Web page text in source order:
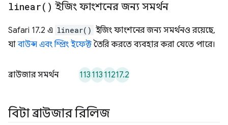
linear( ) ইজিং ফাংশনের জন্য সমর্থন
Safari 17.2 এ linear() ইজিং ফাংশনের জন্য সমর্থনও রয়েছে,
যাবাউন্স এবং স্প্রিং ইফেক্ট তৈরি করতে ব্যবহার করা যেতে পারে।
ব্রাউজার সমর্থন 113 11311217.2
বিটা ব্রাউজার রিলিজ